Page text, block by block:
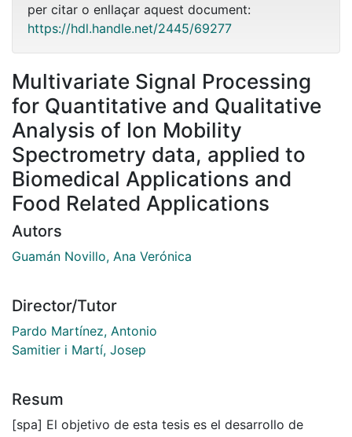
per citar o enllaçar aquest document:
https://hdl.handle.net/2445/69277
Multivariate Signal Processing
for Quantitative and Qualitative
Analysis of Ion Mobility
Spectrometry data, applied to
Biomedical Applications and
Food Related Applications
Autors
Guamán Novillo, Ana Verónica
Director/Tutor
Pardo Martínez, Antonio
Samitier i Martí, Josep
Resum
[spa] El objetivo de esta tesis es el desarrollo de